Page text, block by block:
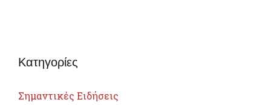
Κατηγορίες
Σημαντικές Ειδήσεις